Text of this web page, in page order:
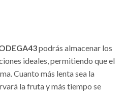
podrás almacenar los
ideales, permitiendo que el
Cuanto más lenta sea la
la fruta y más tiempo se